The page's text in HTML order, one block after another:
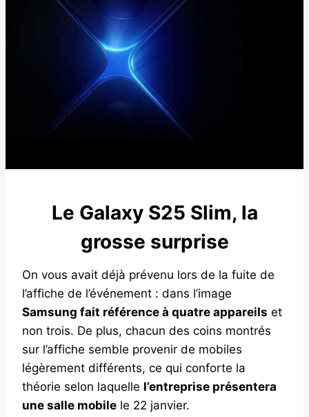
Le Galaxy S25 Slim, la
grosse surprise
On vous avait déjà prévenu lors de la fuite de
l’affiche de l’événement : dans l’image
Samsung fait référence à quatre appareils et
non trois. De plus, chacun des coins montrés
sur l’affiche semble provenir de mobiles
légèrement différents, ce qui conforte la
théorie selon laquelle l’entreprise présentera
une salle mobile le 22 janvier.